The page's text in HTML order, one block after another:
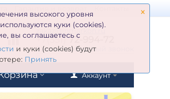
×
высокого уровня
куки (cookies).
вы соглашаетесь с
и куки (cookies) будут
Принять
zakaz@inmarkon.ru
+7(351)72-994-72
Заказать обратный звонок
Аккаунт